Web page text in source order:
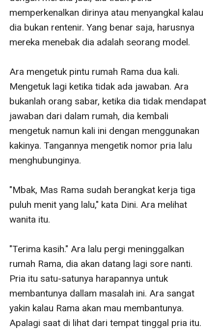
memperkenalkan dirinya atau menyangkal kalau
dia bukan rentenir. Yang benar saja, harusnya
mereka menebak dia adalah seorang model.
Ara mengetuk pintu rumah Rama dua kali.
Mengetuk lagi ketika tidak ada jawaban. Ara
bukanlah orang sabar, ketika dia tidak mendapat
jawaban dari dalam rumah, dia kembali
mengetuk namun kali ini dengan menggunakan
kakinya. Tangannya mengetik nomor pria lalu
menghubunginya.
"Mbak, Mas Rama sudah berangkat kerja tiga
puluh menit yang lalu," kata Dini. Ara melihat
wanita itu.
"Terima kasih." Ara lalu pergi meninggalkan
rumah Rama, dia akan datang lagi sore nanti.
Pria itu satu-satunya harapannya untuk
membantunya dallam masalah ini. Ara sangat
yakin kalau Rama akan mau membantunya.
Apalagi saat di lihat dari tempat tinggal pria itu.